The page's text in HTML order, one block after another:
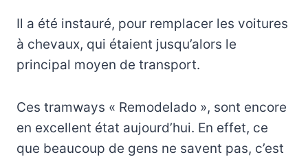
Il a été instauré, pour remplacer les voitures
à chevaux, qui étaient jusqu’alors le
principal moyen de transport.
Ces tramways « Remodelado », sont encore
en excellent état aujourd’hui. En effet, ce
que beaucoup de gens ne savent pas, c’est